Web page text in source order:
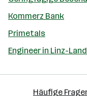
Kommerz Bank
Primetals
Engineer in Linz-
Häufige